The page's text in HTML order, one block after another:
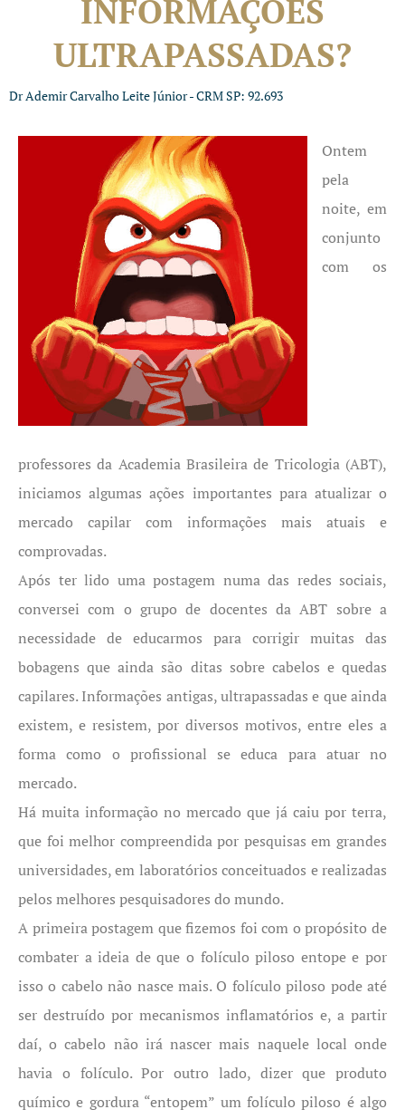
INFORMAÇÕES
ULTRAPASSADAS?
Dr Ademir Carvalho Leite Júnior - CRM SP: 92.693
Ontem
pela
noite, em
conjunto
com os
professores da Academia Brasileira de Tricologia (ABT),
iniciamos algumas ações importantes para atualizar o
mercado capilar com informações mais atuais e
comprovadas.
Após ter lido uma postagem numa das redes sociais,
conversei com o grupo de docentes da ABT sobre a
necessidade de educarmos para corrigir muitas das
bobagens que ainda são ditas sobre cabelos e quedas
capilares. Informações antigas, ultrapassadas e que ainda
existem, e resistem, por diversos motivos, entre eles a
forma como o profissional se educa para atuar no
mercado.
Há muita informação no mercado que já caiu por terra,
que foi melhor compreendida por pesquisas em grandes
universidades, em laboratórios conceituados e realizadas
pelos melhores pesquisadores do mundo.
A primeira postagem que fizemos foi com o propósito de
combater a ideia de que o folículo piloso entope e por
isso o cabelo não nasce mais. O folículo piloso pode até
ser destruído por mecanismos inflamatórios e, a partir
daí, o cabelo não irá nascer mais naquele local onde
havia o folículo. Por outro lado, dizer que produto
químico e gordura “entopem” um folículo piloso é algo